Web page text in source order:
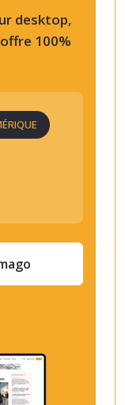
desktop,
100%